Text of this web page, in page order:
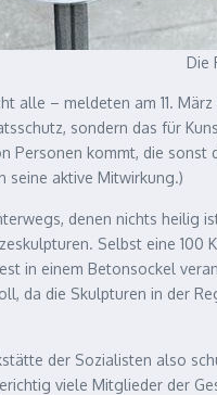
Die
alle – meldeten am 11.
sondern das für
Personen kommt, die
seine aktive Mitwirkung.)
denen nichts heilig
Selbst eine 100
in einem Betonsockel
da die Skulpturen in der
der Sozialisten also
viele Mitglieder der